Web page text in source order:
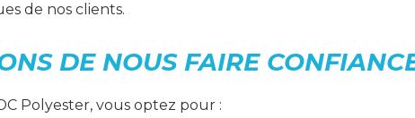
de nos clients.
DE NOUS FAIRE
Polyester, vous optez pour :